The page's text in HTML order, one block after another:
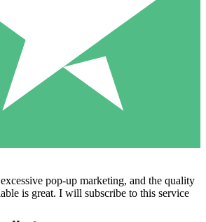
pop-up marketing, and the quality
is great. I will subscribe to this service